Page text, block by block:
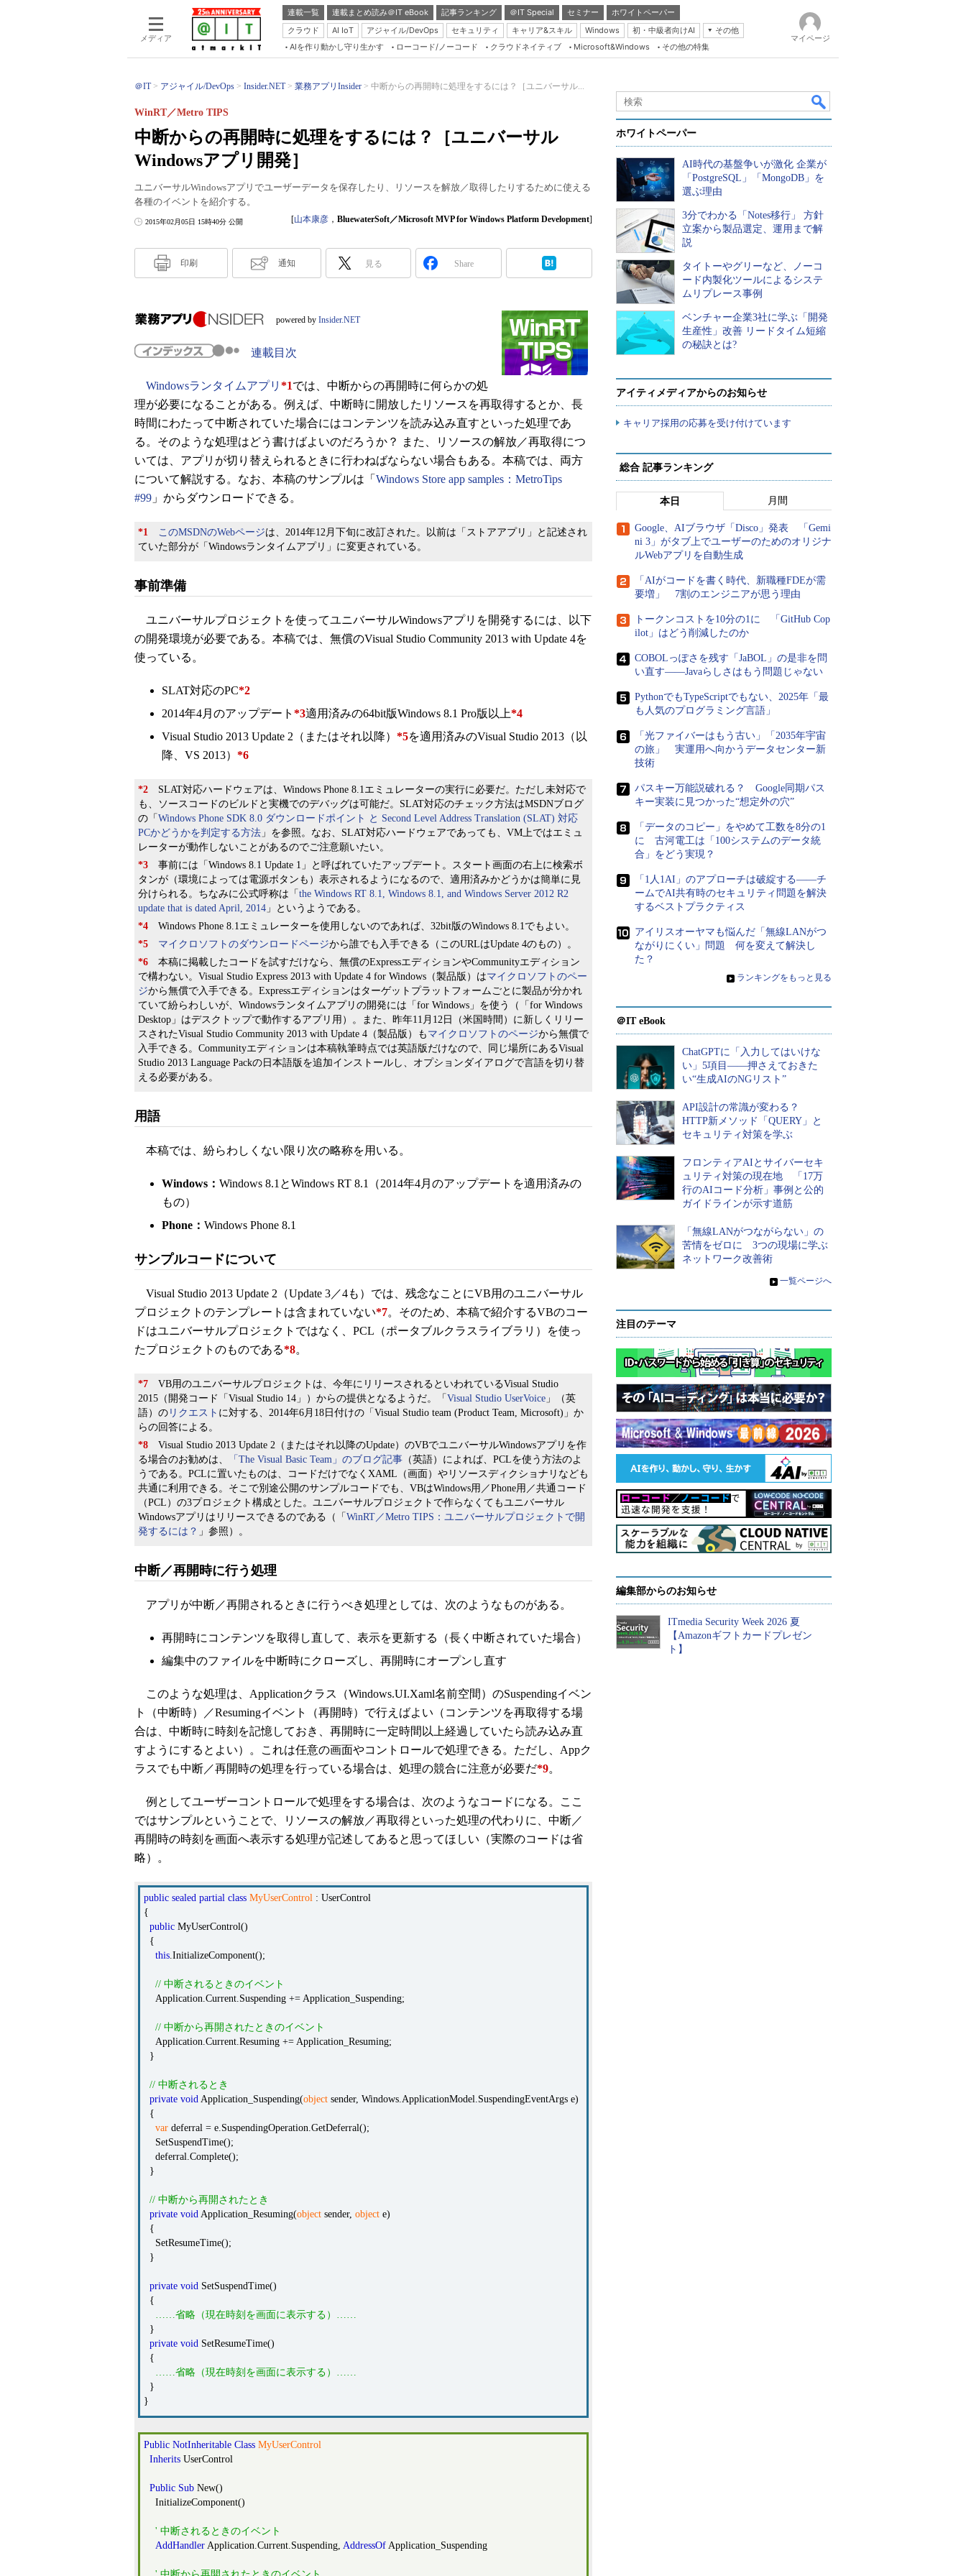
メディア
連載一覧 連載まとめ読み＠IT eBook 記事ランキング ＠IT Special セミナー
ホワイトペーパー
クラウド
AI IoT アジャイル/DevOps セキュリティ キャリア&スキル Windows 初・中級者向けAI
その他
Server & Storage
Database Expert
Linux ＆ OSS
Master of IP Network
Security & Trust
ブログ
AIを作り動かし守り生かす ローコード/ノーコード クラウドネイティブ Microsoft&Windows その他の特集
マイページ
＠IT アジャイル/DevOps Insider.NET 業務アプリInsider 中断からの再開時に処理をするには？［ユニバーサル...
中断からの再開時に処理をするには？［ユニバーサル
Windowsアプリ開発］
WinRT／Metro TIPS
ユニバーサルWindowsアプリでユーザーデータを保存したり、リソースを解放／取得したりするために使える
各種のイベントを紹介する。
2015年02月05日 15時40分 公開 [山本康彦 ， BluewaterSoft／Microsoft MVP for Windows Platform Development]
印刷 通知 見る Share
powered by Insider.NET
連載目次
Windowsランタイムアプリ *1では、中断からの再開時に何らかの処
理が必要になることがある。例えば、中断時に開放したリソースを再取得するとか、長
時間にわたって中断されていた場合にはコンテンツを読み込み直すといった処理であ
る。そのような処理はどう書けばよいのだろうか？ また、リソースの解放／再取得につ
いては、アプリが切り替えられるときに行わねばならない場合もある。本稿では、両方
について解説する。なお、本稿のサンプルは「 Windows Store app samples：MetroTips
#99 」からダウンロードできる。
*1 このMSDNのWebページは、2014年12月下旬に改訂された。以前は「ストアアプリ」と記述され
ていた部分が「Windowsランタイムアプリ」に変更されている。
事前準備
ユニバーサルプロジェクトを使ってユニバーサルWindowsアプリを開発するには、以下
の開発環境が必要である。本稿では、無償のVisual Studio Community 2013 with Update 4を
使っている。
SLAT対応のPC*2
2014年4月のアップデート *3適用済みの64bit版Windows 8.1 Pro版以上*4
Visual Studio 2013 Update 2（またはそれ以降） *5を適用済みのVisual Studio 2013（以
降、VS 2013） *6
*2 SLAT対応ハードウェアは、Windows Phone 8.1エミュレーターの実行に必要だ。ただし未対応で
も、ソースコードのビルドと実機でのデバッグは可能だ。SLAT対応のチェック方法はMSDNブログ
の「 Windows Phone SDK 8.0 ダウンロードポイント と Second Level Address Translation (SLAT) 対応
PCかどうかを判定する方法 」を参照。なお、SLAT対応ハードウェアであっても、VM上ではエミュ
レーターが動作しないことがあるのでご注意願いたい。
*3 事前には「Windows 8.1 Update 1」と呼ばれていたアップデート。スタート画面の右上に検索ボ
タンが（環境によっては電源ボタンも）表示されるようになるので、適用済みかどうかは簡単に見
分けられる。ちなみに公式呼称は「 the Windows RT 8.1, Windows 8.1, and Windows Server 2012 R2
update that is dated April, 2014 」というようである。
*4 Windows Phone 8.1エミュレーターを使用しないのであれば、32bit版のWindows 8.1でもよい。
*5
マイクロソフトのダウンロードページから誰でも入手できる（このURLはUpdate 4のもの）。
*6 本稿に掲載したコードを試すだけなら、無償のExpressエディションやCommunityエディション
で構わない。Visual Studio Express 2013 with Update 4 for Windows（製品版）はマイクロソフトのペー
ジから無償で入手できる。Expressエディションはターゲットプラットフォームごとに製品が分かれ
ていて紛らわしいが、Windowsランタイムアプリの開発には「for Windows」を使う（「for Windows
Desktop」はデスクトップで動作するアプリ用）。また、昨年11月12日（米国時間）に新しくリリー
スされたVisual Studio Community 2013 with Update 4（製品版）も マイクロソフトのページから無償で
入手できる。Communityエディションは本稿執筆時点では英語版だけなので、同じ場所にあるVisual
Studio 2013 Language Packの日本語版を追加インストールし、オプションダイアログで言語を切り替
える必要がある。
用語
本稿では、紛らわしくない限り次の略称を用いる。
Windows： Windows 8.1とWindows RT 8.1（2014年4月のアップデートを適用済みの
もの）
Phone： Windows Phone 8.1
サンプルコードについて
Visual Studio 2013 Update 2（Update 3／4も）では、残念なことにVB用のユニバーサル
プロジェクトのテンプレートは含まれていない*7。そのため、本稿で紹介するVBのコー
ドはユニバーサルプロジェクトではなく、PCL（ポータブルクラスライブラリ）を使っ
たプロジェクトのものである*8。
*7 VB用のユニバーサルプロジェクトは、今年にリリースされるといわれているVisual Studio
2015（開発コード「Visual Studio 14」）からの提供となるようだ。「 Visual Studio UserVoice 」（英
語）の リクエスト に対する、2014年6月18日付けの「Visual Studio team (Product Team, Microsoft)」か
らの回答による。
*8 Visual Studio 2013 Update 2（またはそれ以降のUpdate）のVBでユニバーサルWindowsアプリを作
る場合のお勧めは、
「The Visual Basic Team」のブログ記事 （英語）によれば、PCLを使う方法のよ
うである。PCLに置いたものは、コードだけでなくXAML（画面）やリソースディクショナリなども
共通に利用できる。そこで別途公開のサンプルコードでも、VBはWindows用／Phone用／共通コード
（PCL）の3プロジェクト構成とした。ユニバーサルプロジェクトで作らなくてもユニバーサル
Windowsアプリはリリースできるのである（「 WinRT／Metro TIPS：ユニバーサルプロジェクトで開
発するには？ 」参照）。
中断／再開時に行う処理
アプリが中断／再開されるときに行うべき処理としては、次のようなものがある。
再開時にコンテンツを取得し直して、表示を更新する（長く中断されていた場合）
編集中のファイルを中断時にクローズし、再開時にオープンし直す
このような処理は、Applicationクラス（Windows.UI.Xaml名前空間）のSuspendingイベン
ト（中断時）／Resumingイベント（再開時）で行えばよい（コンテンツを再取得する場
合は、中断時に時刻を記憶しておき、再開時に一定時間以上経過していたら読み込み直
すようにするとよい）。これは任意の画面やコントロールで処理できる。ただし、Appク
ラスでも中断／再開時の処理を行っている場合は、処理の競合に注意が必要だ*9。
例としてユーザーコントロールで処理をする場合は、次のようなコードになる。ここ
ではサンプルということで、リソースの解放／再取得といった処理の代わりに、中断／
再開時の時刻を画面へ表示する処理が記述してあると思ってほしい（実際のコードは省
略）。
public sealed partial class MyUserControl : UserControl
{
public MyUserControl()
{
this.InitializeComponent();
// 中断されるときのイベント
Application.Current.Suspending += Application_Suspending;
// 中断から再開されたときのイベント
Application.Current.Resuming += Application_Resuming;
}
// 中断されるとき
private void Application_Suspending(object sender, Windows.ApplicationModel.SuspendingEventArgs e)
{
var deferral = e.SuspendingOperation.GetDeferral();
SetSuspendTime();
deferral.Complete();
}
// 中断から再開されたとき
private void Application_Resuming(object sender, object e)
{
SetResumeTime();
}
private void SetSuspendTime()
{
……省略（現在時刻を画面に表示する）……
}
private void SetResumeTime()
{
……省略（現在時刻を画面に表示する）……
}
}
Public NotInheritable Class MyUserControl
Inherits UserControl
Public Sub New()
InitializeComponent()
' 中断されるときのイベント
AddHandler Application.Current.Suspending, AddressOf Application_Suspending
ホワイトペーパー
AI時代の基盤争いが激化 企業が
「PostgreSQL」「MongoDB」を
選ぶ理由
3分でわかる「Notes移行」 方針
立案から製品選定、運用まで解
説
タイトーやグリーなど、ノーコ
ード内製化ツールによるシステ
ムリプレース事例
ベンチャー企業3社に学ぶ「開発
生産性」改善 リードタイム短縮
の秘訣とは?
アイティメディアからのお知らせ
キャリア採用の応募を受け付けています
総合 記事ランキング
本日 月間
Google、AIブラウザ「Disco」発表 「Gemi
ni 3」がタブ上でユーザーのためのオリジナ
ルWebアプリを自動生成
「AIがコードを書く時代、新職種FDEが需
要増」 7割のエンジニアが思う理由
トークンコストを10分の1に 「GitHub Cop
ilot」はどう削減したのか
COBOLっぽさを残す「JaBOL」の是非を問
い直す――Javaらしさはもう問題じゃない
PythonでもTypeScriptでもない、2025年「最
も人気のプログラミング言語」
「光ファイバーはもう古い」「2035年宇宙
の旅」 実運用へ向かうデータセンター新
技術
パスキー万能説破れる？ Google同期パス
キー実装に見つかった“想定外の穴”
「データのコピー」をやめて工数を8分の1
に 古河電工は「100システムのデータ統
合」をどう実現？
「1人1AI」のアプローチは破綻する――チ
ームでAI共有時のセキュリティ問題を解決
するベストプラクティス
アイリスオーヤマも悩んだ「無線LANがつ
ながりにくい」問題 何を変えて解決し
た？
» ランキングをもっと見る
＠IT eBook
ChatGPTに「入力してはいけな
い」5項目――押さえておきた
い“生成AIのNGリスト”
API設計の常識が変わる？
HTTP新メソッド「QUERY」と
セキュリティ対策を学ぶ
フロンティアAIとサイバーセキ
ュリティ対策の現在地 「17万
行のAIコード分析」事例と公的
ガイドラインが示す道筋
「無線LANがつながらない」の
苦情をゼロに 3つの現場に学ぶ
ネットワーク改善術
» 一覧ページへ
注目のテーマ
編集部からのお知らせ
ITmedia Security Week 2026 夏
【Amazonギフトカードプレゼン
ト】